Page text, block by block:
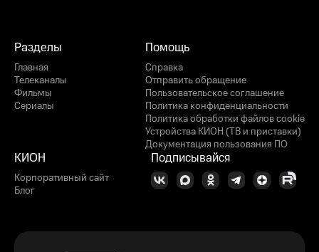
Разделы
Главная
Телеканалы
Фильмы
Сериалы
Помощь
Справка
Отправить обращение
Пользовательское соглашение
Политика конфиденциальности
Политика обработки файлов cookie
Устройства КИОН (ТВ и приставки)
Документация пользования ПО
КИОН
Корпоративный сайт
Блог
Подписывайся